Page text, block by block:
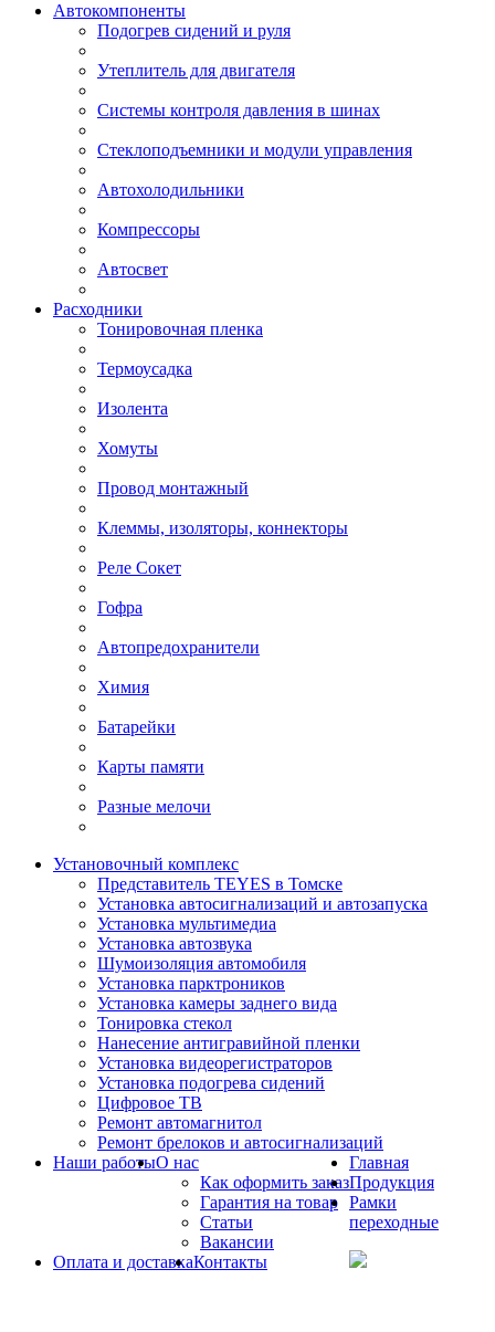
Автокомпоненты
Подогрев сидений и руля
Утеплитель для двигателя
Системы контроля давления в шинах
Стеклоподъемники и модули управления
Автохолодильники
Компрессоры
Автосвет
Расходники
Тонировочная пленка
Термоусадка
Изолента
Хомуты
Провод монтажный
Клеммы, изоляторы, коннекторы
Реле Сокет
Гофра
Автопредохранители
Химия
Батарейки
Карты памяти
Разные мелочи
Установочный комплекс
Представитель TEYES в Томске
Установка автосигнализаций и автозапуска
Установка мультимедиа
Установка автозвука
Шумоизоляция автомобиля
Установка парктроников
Установка камеры заднего вида
Тонировка стекол
Нанесение антигравийной пленки
Установка видеорегистраторов
Установка подогрева сидений
Цифровое ТВ
Ремонт автомагнитол
Ремонт брелоков и автосигнализаций
Наши работыО нас
Как оформить заказ
Гарантия на товар
Статьи
Вакансии
Оплата и доставкаКонтакты
Главная
Продукция
Рамки
переходные